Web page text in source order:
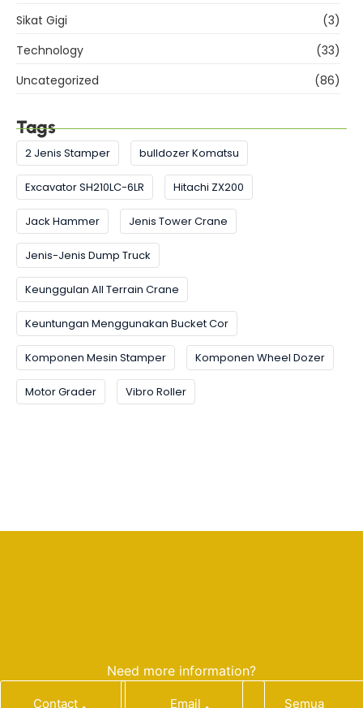
Sikat Gigi
(3)
Technology
(33)
Uncategorized
(86)
Tags
2 Jenis Stamper bulldozer Komatsu
Excavator SH210LC-6LR Hitachi ZX200
Jack Hammer Jenis Tower Crane
Jenis-Jenis Dump Truck
Keunggulan All Terrain Crane
Keuntungan Menggunakan Bucket Cor
Komponen Mesin Stamper Komponen Wheel Dozer
Motor Grader Vibro Roller
Need more information?
Contact Email Semua